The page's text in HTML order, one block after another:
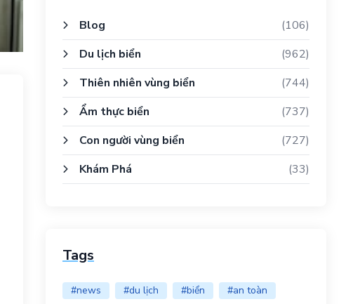
Blog
(106)
Du lịch biển
(962)
Thiên nhiên vùng biển
(744)
Ẩm thực biển
(737)
Con người vùng biển
(727)
Khám Phá
(33)
Tags
#news #du lịch #biển
#an toàn